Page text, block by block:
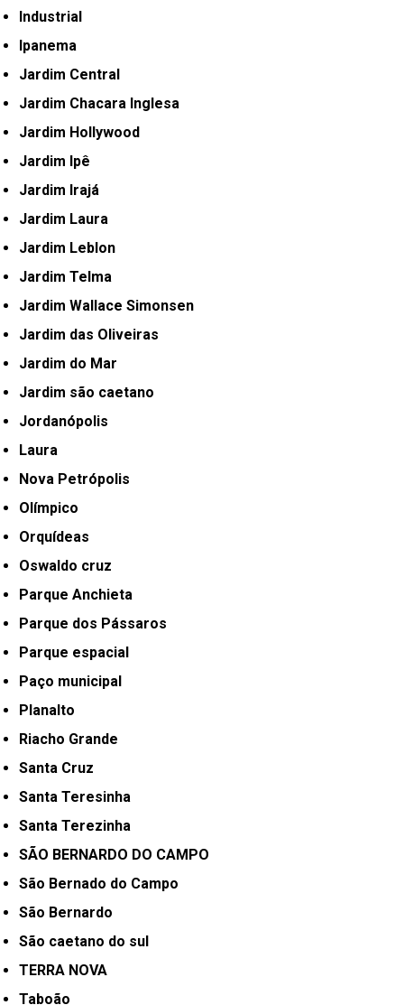
Industrial
Ipanema
Jardim Central
Jardim Chacara Inglesa
Jardim Hollywood
Jardim Ipê
Jardim Irajá
Jardim Laura
Jardim Leblon
Jardim Telma
Jardim Wallace Simonsen
Jardim das Oliveiras
Jardim do Mar
Jardim são caetano
Jordanópolis
Laura
Nova Petrópolis
Olímpico
Orquídeas
Oswaldo cruz
Parque Anchieta
Parque dos Pássaros
Parque espacial
Paço municipal
Planalto
Riacho Grande
Santa Cruz
Santa Teresinha
Santa Terezinha
SÃO BERNARDO DO CAMPO
São Bernado do Campo
São Bernardo
São caetano do sul
TERRA NOVA
Taboão